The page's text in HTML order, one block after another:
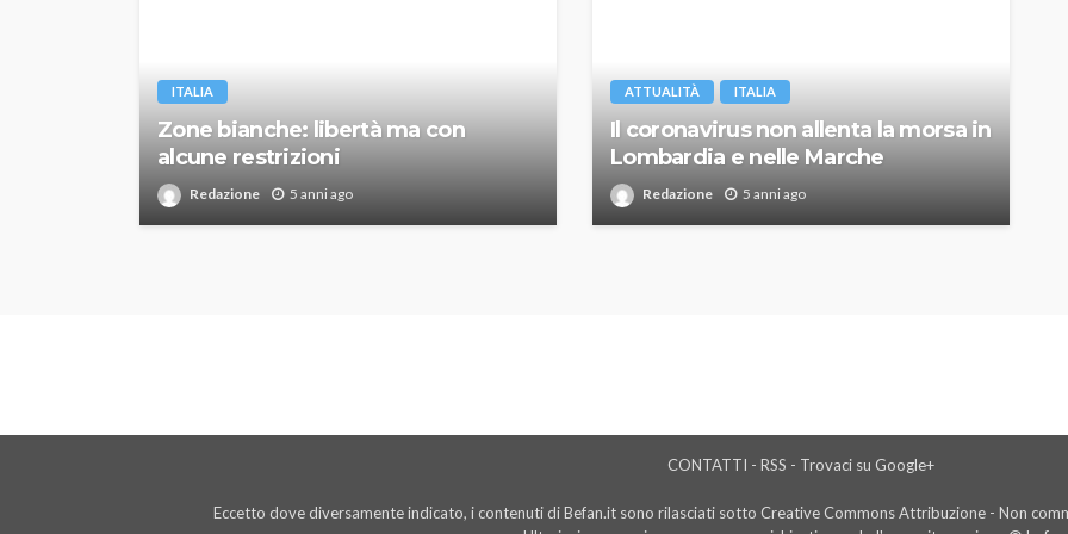
ITALIA
Zone bianche: libertà ma con
alcune restrizioni
Redazione 5 anni ago
ATTUALITÀ ITALIA
Il coronavirus non allenta la morsa in
Lombardia e nelle Marche
Redazione 5 anni ago
CONTATTI - RSS - Trovaci su Google+
Eccetto dove diversamente indicato, i contenuti di Befan.it sono rilasciati sotto Creative Commons Attribuzione - Non